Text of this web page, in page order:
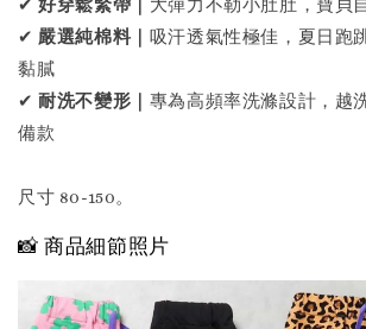
✔好穿鬆緊帶｜ 大彈力不勒小肚肚，寶貝
✔ 嚴選純棉料｜ 吸汗透氣性極佳，夏日跑
黏膩
✔耐洗不變形｜ 專為高頻率洗滌設計，越
備款
尺寸 80-150。
📸 商品細節照片